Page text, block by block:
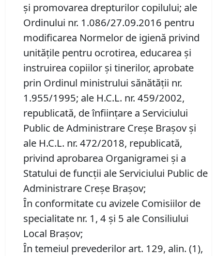
și promovarea drepturilor copilului; ale
Ordinului nr. 1.086/27.09.2016 pentru
modificarea Normelor de igienă privind
unitățile pentru ocrotirea, educarea și
instruirea copiilor și tinerilor, aprobate
prin Ordinul ministrului sănătății nr.
1.955/1995; ale H.C.L. nr. 459/2002,
republicată, de înființare a Serviciului
Public de Administrare Creșe Brașov și
ale H.C.L. nr. 472/2018, republicată,
privind aprobarea Organigramei și a
Statului de funcții ale Serviciului Public de
Administrare Creșe Brașov;
În conformitate cu avizele Comisiilor de
specialitate nr. 1, 4 și 5 ale Consiliului
Local Brașov;
În temeiul prevederilor art. 129, alin. (1),